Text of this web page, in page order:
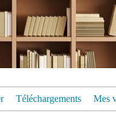
Téléchargements Mes